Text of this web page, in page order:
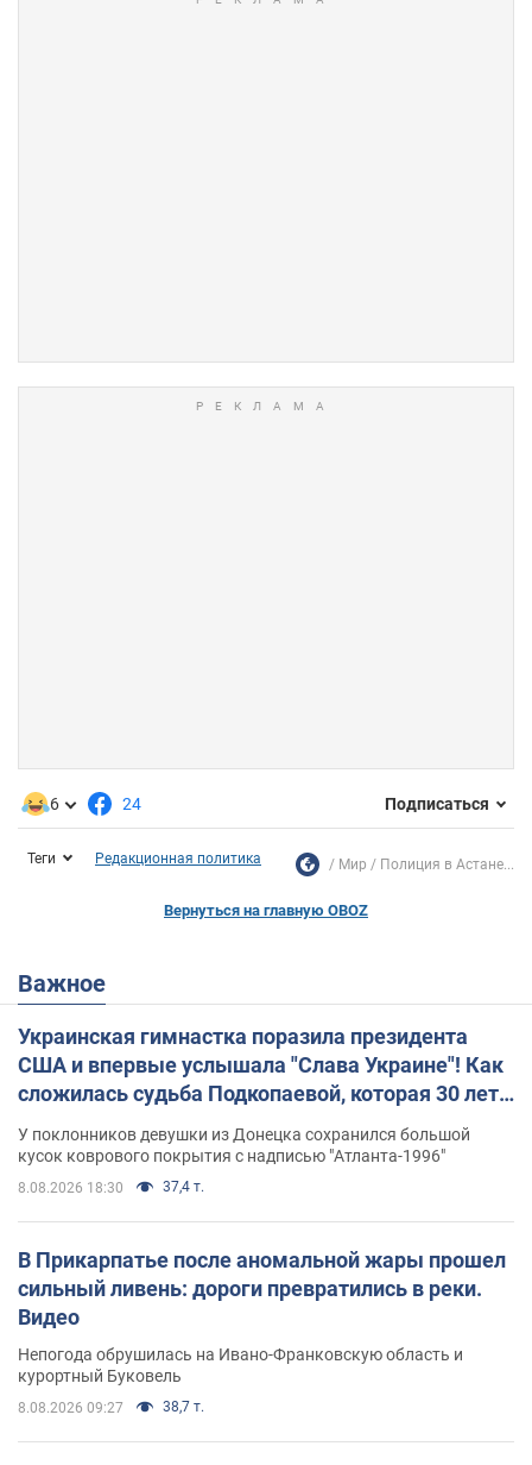
6 24 Подписаться
Теги Редакционная политика Мир Полиция в Астане...
Вернуться на главную OBOZ
Важное
Украинская гимнастка поразила президента
США и впервые услышала "Слава Украине"! Как
сложилась судьба Подкопаевой, которая 30 лет
У поклонников девушки из Донецка сохранился большой
кусок коврового покрытия с надписью "Атланта-1996"
8.08.2026 18:30 37,4 т.
В Прикарпатье после аномальной жары прошел
сильный ливень: дороги превратились в реки.
Видео
Непогода обрушилась на Ивано-Франковскую область и
курортный Буковель
8.08.2026 09:27 38,7 т.